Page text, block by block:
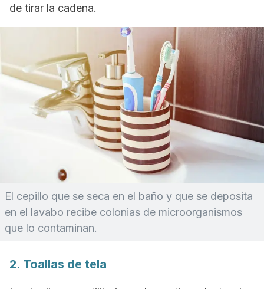
de tirar la cadena.
El cepillo que se seca en el baño y que se deposita
en el lavabo recibe colonias de microorganismos
que lo contaminan.
2. Toallas de tela